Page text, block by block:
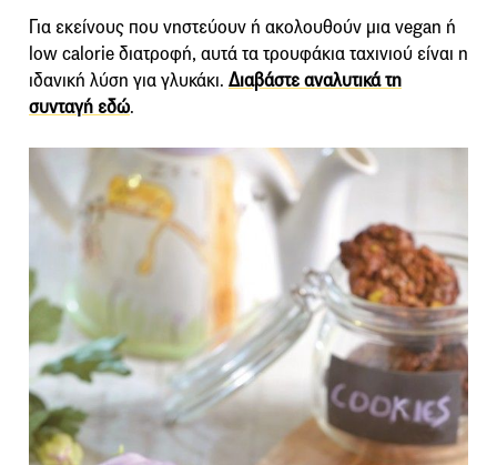
Για εκείνους που νηστεύουν ή ακολουθούν μια vegan ή
low calorie διατροφή, αυτά τα τρουφάκια ταχινιού είναι η
ιδανική λύση για γλυκάκι. Διαβάστε αναλυτικά τη
συνταγή εδώ.